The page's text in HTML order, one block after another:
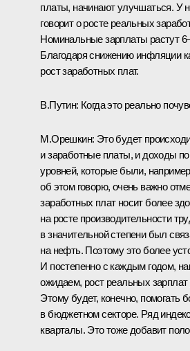
платы, начинают улучшаться. У
говорит о росте реальных
Номинальные зарплаты растут
Благодаря снижению инфляции
рост заработных плат.
В.Путин: Когда это реально
М.Орешкин: Это будет
и заработные платы, и доходы
уровней, которые были,
об этом говорю, очень важно
заработных плат носит более
на росте производительности
в значительной степени был
на нефть. Поэтому это более
И постепенно с каждым годом,
ожидаем, рост реальных зарплат
Этому будет, конечно, помогать
в бюджетном секторе. Ряд
кварталы. Это тоже добавит